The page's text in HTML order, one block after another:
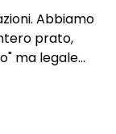
Abbiamo
prato,
ma legale